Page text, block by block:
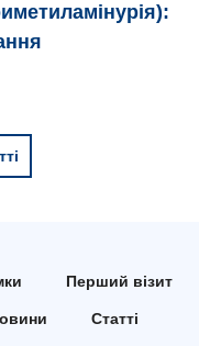
Перший візит
Статті